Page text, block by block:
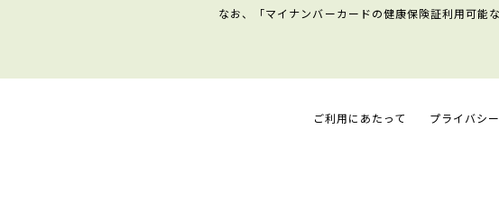
なお、「マイナンバーカードの健康保険証利用可能
ご利用にあたって プライバシ